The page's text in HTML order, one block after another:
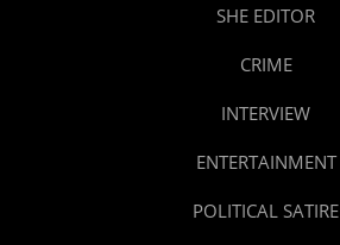
SHE EDITOR
CRIME
INTERVIEW
ENTERTAINMENT
POLITICAL SATIRE